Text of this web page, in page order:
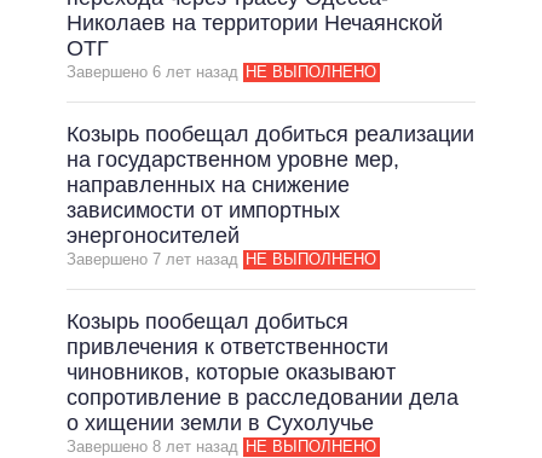
ВСЕ ОБЕЩАНИЯ
АРХИВНЫЕ ОБЕЩАНИЯ
Николаев на территории Нечаянской
ОТГ
Завершено 6 лет назад НЕ ВЫПОЛНЕНО
Козырь пообещал добиться реализации
на государственном уровне мер,
направленных на снижение
зависимости от импортных
энергоносителей
Завершено 7 лет назад НЕ ВЫПОЛНЕНО
Козырь пообещал добиться
привлечения к ответственности
чиновников, которые оказывают
сопротивление в расследовании дела
о хищении земли в Сухолучье
Завершено 8 лет назад НЕ ВЫПОЛНЕНО